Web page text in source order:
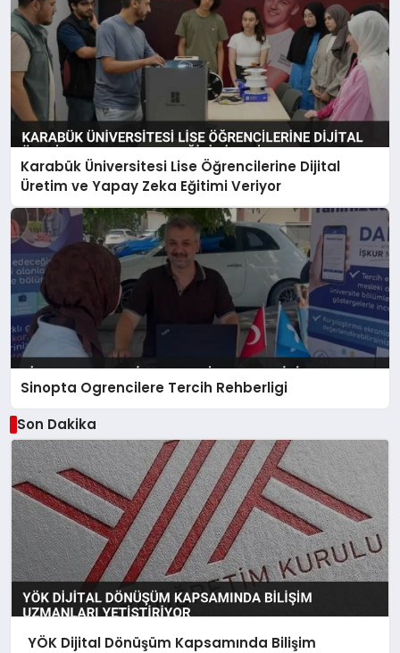
Karabük Üniversitesi Lise Öğrencilerine Dijital
Üretim ve Yapay Zeka Eğitimi Veriyor
Sinopta Ogrencilere Tercih Rehberligi
Son Dakika
YÖK Dijital Dönüşüm Kapsamında Bilişim